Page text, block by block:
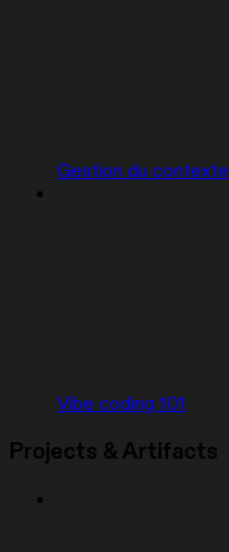
Gestion du contexte
Vibe coding 101
Projects & Artifacts